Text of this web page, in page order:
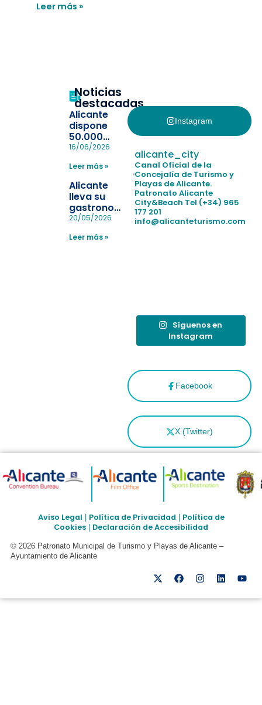
Leer más »
Noticias
destacadas
Alicante
dispone
50.000
pulseras
la
pérdida de niños
en las
playas y
realiza con
éxito un
simulacro de socorrismo
16/06/2026
Leer más »
Alicante
lleva su
gastronomía
a Madrid
reforzar el
20/05/2026
Leer más »
Instagram
Facebook
X (Twitter)
alicante_city
Canal Oficial de la
Concejalía de Turismo y
Playas de Alicante.
Patronato Alicante
City&Beach Tel (+34) 965
177 201
info@alicanteturismo.com
Síguenos en
Instagram
Aviso Legal Política de Privacidad
Política de
Cookies
Declaración de Accesibilidad
© 2026 Patronato Municipal de Turismo y Playas de Alicante –
Ayuntamiento de Alicante